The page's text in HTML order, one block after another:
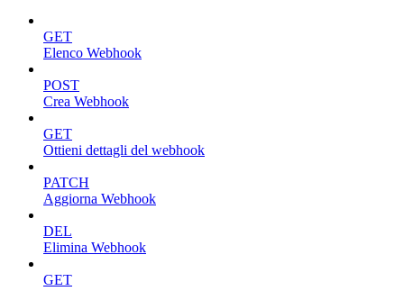
GET
Elenco Webhook
POST
Crea Webhook
GET
Ottieni dettagli del webhook
PATCH
Aggiorna Webhook
DEL
Elimina Webhook
GET